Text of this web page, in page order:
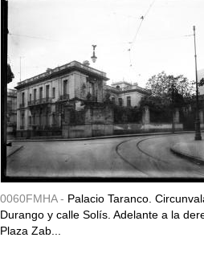
0060FMHA - Palacio Taranco.
Durango y calle Solís. Adelante a la
Plaza Zab...